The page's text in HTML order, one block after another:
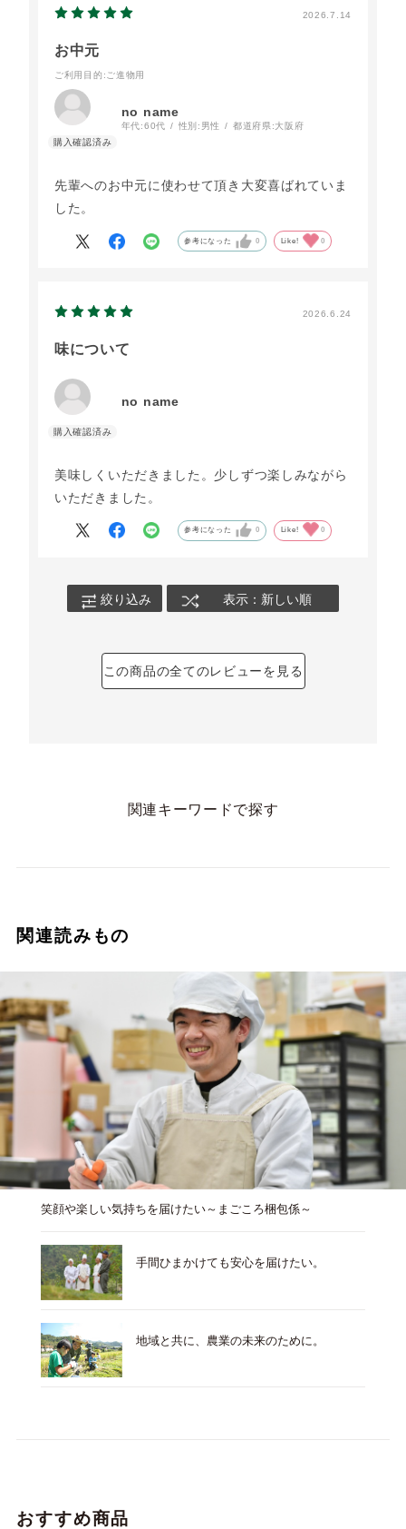
2026.7.14
お中元
ご利用目的 :ご進物用
no name
年代:60代 性別: 男性 都道府県:大阪府
先輩へのお中元に使わせて頂き大変喜ばれていま
した。
参考になった 0 Like! 0
2026.6.24
味について
no name
美味しくいただきました。少しずつ楽しみながら
いただきました。
参考になった 0 Like! 0
絞り込み 表示：新しい順
この商品の全てのレビューを見る
関連キーワードで探す
関連読みもの
笑顔や楽しい気持ちを届けたい～まごころ梱包係～
手間ひまかけても安心を届けたい。
地域と共に、農業の未来のために。
おすすめ商品